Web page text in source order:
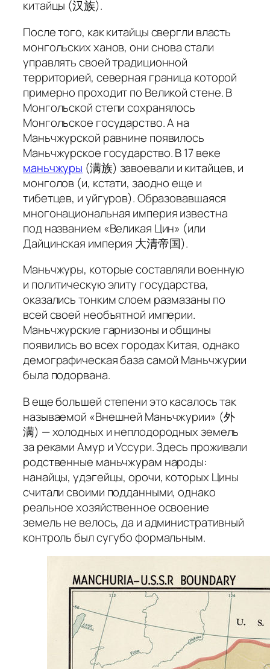
китайцы (汉族).
После того, как китайцы свергли власть
монгольских ханов, они снова стали
управлять своей традиционной
территорией, северная граница которой
примерно проходит по Великой стене. В
Монгольской степи сохранялось
Монгольское государство. А на
Маньчжурской равнине появилось
Маньчжурское государство. В 17 веке
маньчжуры (满族) завоевали и китайцев, и
монголов (и, кстати, заодно еще и
тибетцев, и уйгуров). Образовавшаяся
многонациональная империя известна
под названием «Великая Цин» (или
Дайцинская империя 大清帝国).
Маньчжуры, которые составляли военную
и политическую элиту государства,
оказались тонким слоем размазаны по
всей своей необъятной империи.
Маньчжурские гарнизоны и общины
появились во всех городах Китая, однако
демографическая база самой Маньчжурии
была подорвана.
В еще большей степени это касалось так
называемой «Внешней Маньчжурии» (外
满) — холодных и неплодородных земель
за реками Амур и Уссури. Здесь проживали
родственные маньчжурам народы:
нанайцы, удэгейцы, орочи, которых Цины
считали своими подданными, однако
реальное хозяйственное освоение
земель не велось, да и административный
контроль был сугубо формальным.